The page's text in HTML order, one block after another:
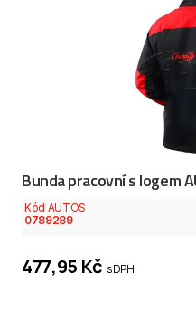
Bunda pracovní s logem
Kód AUTOS
0789289
477,95 Kč s DPH